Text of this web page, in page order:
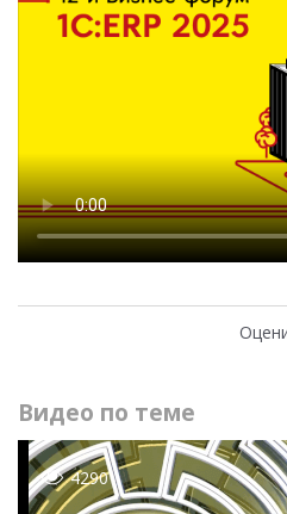
Видео по теме
4290